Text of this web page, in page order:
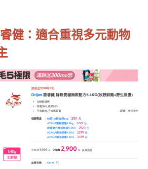
健：適合重視多元動物